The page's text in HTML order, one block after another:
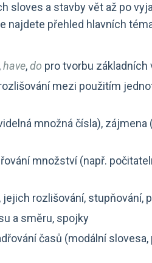
sloves a stavby vět až po
najdete přehled hlavních
,have,do pro tvorbu základních
mezi použitím
množná čísla), zájmena
množství (např.
rozlišování, stupňování,
a směru, spojky
časů (modální